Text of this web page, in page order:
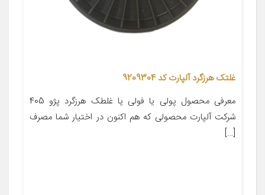
غلتک هرزگرد آلپارت کد 9209304
معرفی محصول پولی یا فولی یا غلطک هرزگرد پژو 405
شرکت آلپارت محصولی که هم اکنون در اختیار شما مصرف
[…]